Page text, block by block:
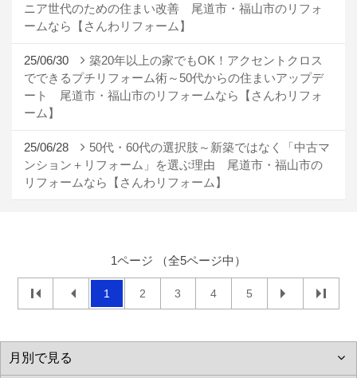
ニア世代のための住まい改善 尾道市・福山市のリフォ
ームなら【さんわリフォーム】
25/06/30
築20年以上の家でもOK！アクセントクロス
でできるプチリフォーム術～50代からの住まいアップデ
ート 尾道市・福山市のリフォームなら【さんわリフォ
ーム】
25/06/28
50代・60代の選択肢～新築ではなく「中古マ
ンション＋リフォーム」を選ぶ理由 尾道市・福山市の
リフォームなら【さんわリフォーム】
1ページ （全5ページ中）
1 2 3 4 5